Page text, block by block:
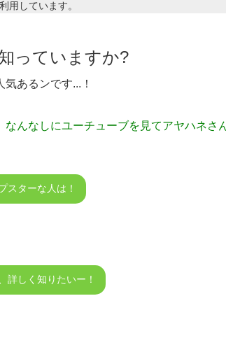
用しています。
っていますか?
あるンです...！
なんなしにユーチューブを見てアヤハネさん
スターな人は！
詳しく知りたいー！